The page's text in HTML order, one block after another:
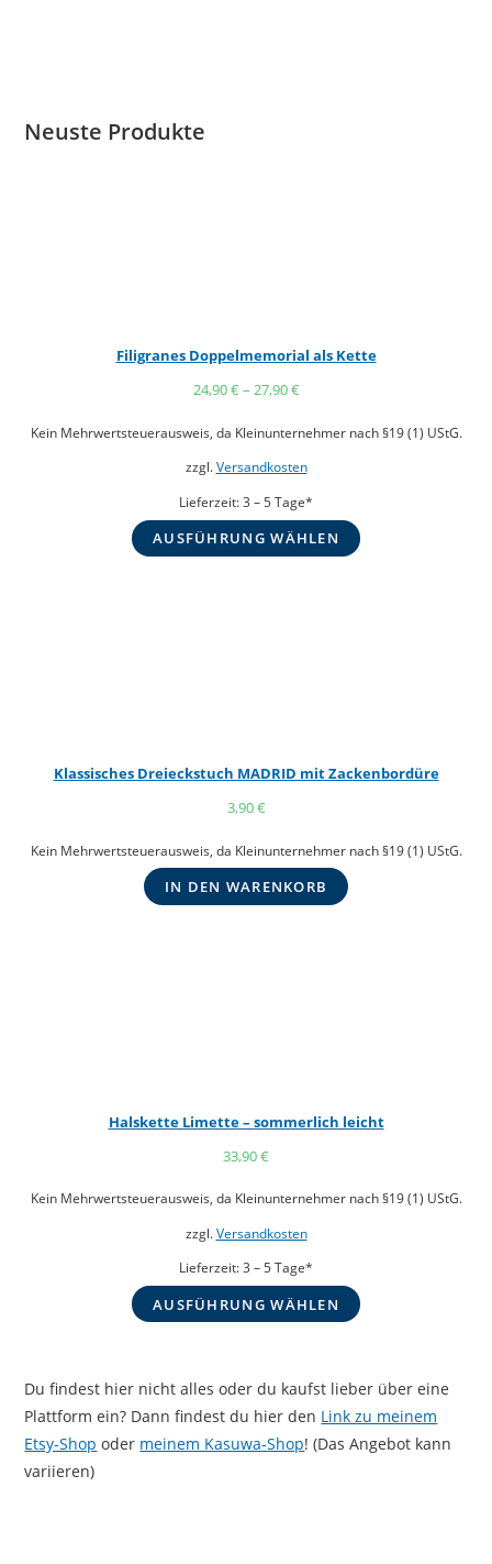
Neuste Produkte
Filigranes Doppelmemorial als Kette
24,90€ – 27,90€
Kein Mehrwertsteuerausweis, da Kleinunternehmer nach §19 (1) UStG.
zzgl. Versandkosten
Lieferzeit: 3 – 5 Tage*
AUSFÜHRUNG WÄHLEN
Klassisches Dreieckstuch MADRID mit Zackenbordüre
3,90€
Kein Mehrwertsteuerausweis, da Kleinunternehmer nach §19 (1) UStG.
IN DEN WARENKORB
Halskette Limette – sommerlich leicht
33,90€
Kein Mehrwertsteuerausweis, da Kleinunternehmer nach §19 (1) UStG.
zzgl. Versandkosten
Lieferzeit: 3 – 5 Tage*
AUSFÜHRUNG WÄHLEN
Du findest hier nicht alles oder du kaufst lieber über eine
Plattform ein? Dann findest du hier den Link zu meinem
Etsy-Shop oder meinem Kasuwa-Shop! (Das Angebot kann
variieren)